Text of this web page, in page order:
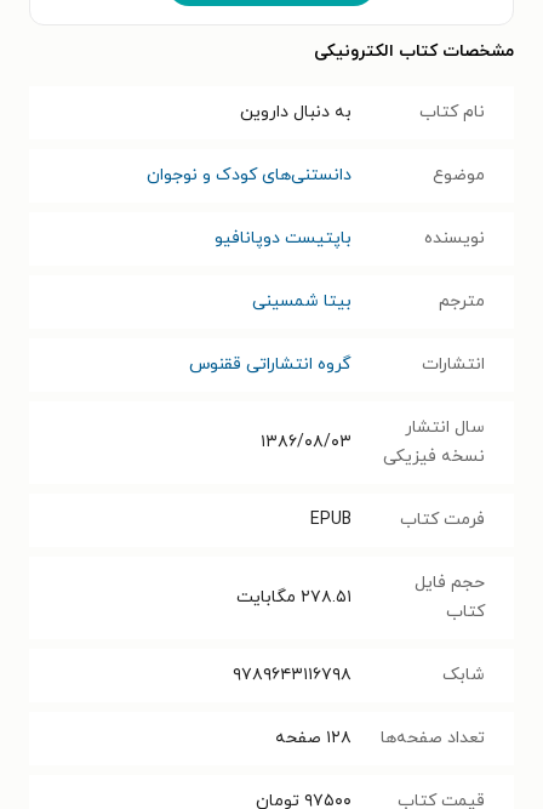
مشخصات کتاب الکترونیکی
نام کتاب به دنبال داروین
موضوع دانستنی‌های کودک و نوجوان
نویسنده باپتیست دوپانافیو
مترجم بیتا شمسینی
انتشارات گروه انتشاراتی ققنوس
سال انتشار
نسخه فیزیکی
۱۳۸۶/۰۸/۰۳
فرمت کتاب EPUB
حجم فایل
کتاب
۲۷۸.۵۱ مگابایت
شابک ۹۷۸۹۶۴۳۱۱۶۷۹۸
تعداد صفحه‌ها ۱۲۸ صفحه
قیمت کتاب ۹۷۵۰۰ تومان